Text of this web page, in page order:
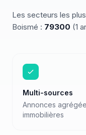
Les secteurs les
Boismé : 79300 (1
Multi-sources
Annonces
immobilières